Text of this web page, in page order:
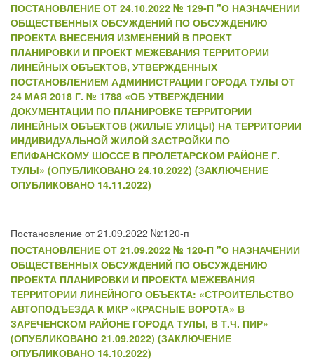
ПОСТАНОВЛЕНИЕ ОТ 24.10.2022 № 129-П "О НАЗНАЧЕНИИ
ОБЩЕСТВЕННЫХ ОБСУЖДЕНИЙ ПО ОБСУЖДЕНИЮ
ПРОЕКТА ВНЕСЕНИЯ ИЗМЕНЕНИЙ В ПРОЕКТ
ПЛАНИРОВКИ И ПРОЕКТ МЕЖЕВАНИЯ ТЕРРИТОРИИ
ЛИНЕЙНЫХ ОБЪЕКТОВ, УТВЕРЖДЕННЫХ
ПОСТАНОВЛЕНИЕМ АДМИНИСТРАЦИИ ГОРОДА ТУЛЫ ОТ
24 МАЯ 2018 Г. № 1788 «ОБ УТВЕРЖДЕНИИ
ДОКУМЕНТАЦИИ ПО ПЛАНИРОВКЕ ТЕРРИТОРИИ
ЛИНЕЙНЫХ ОБЪЕКТОВ (ЖИЛЫЕ УЛИЦЫ) НА ТЕРРИТОРИИ
ИНДИВИДУАЛЬНОЙ ЖИЛОЙ ЗАСТРОЙКИ ПО
ЕПИФАНСКОМУ ШОССЕ В ПРОЛЕТАРСКОМ РАЙОНЕ Г.
ТУЛЫ» (ОПУБЛИКОВАНО 24.10.2022) (ЗАКЛЮЧЕНИЕ
ОПУБЛИКОВАНО 14.11.2022)
Постановление от 21.09.2022 №:120-п
ПОСТАНОВЛЕНИЕ ОТ 21.09.2022 № 120-П "О НАЗНАЧЕНИИ
ОБЩЕСТВЕННЫХ ОБСУЖДЕНИЙ ПО ОБСУЖДЕНИЮ
ПРОЕКТА ПЛАНИРОВКИ И ПРОЕКТА МЕЖЕВАНИЯ
ТЕРРИТОРИИ ЛИНЕЙНОГО ОБЪЕКТА: «СТРОИТЕЛЬСТВО
АВТОПОДЪЕЗДА К МКР «КРАСНЫЕ ВОРОТА» В
ЗАРЕЧЕНСКОМ РАЙОНЕ ГОРОДА ТУЛЫ, В Т.Ч. ПИР»
(ОПУБЛИКОВАНО 21.09.2022) (ЗАКЛЮЧЕНИЕ
ОПУБЛИКОВАНО 14.10.2022)